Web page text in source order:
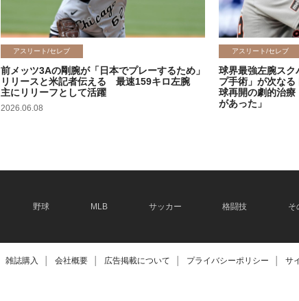
アスリート/セレブ
前メッツ3Aの剛腕が「日本でプレーするため」
リリースと米記者伝える 最速159キロ左腕
主にリリーフとして活躍
2026.06.08
アスリート/セレブ
球界最強左腕ス
プ手術」が次な
球再開の劇的治
があった」
野球 MLB サッカー 格闘技 そ
雑誌購入 会社概要 広告掲載について プライバシーポリシー サ